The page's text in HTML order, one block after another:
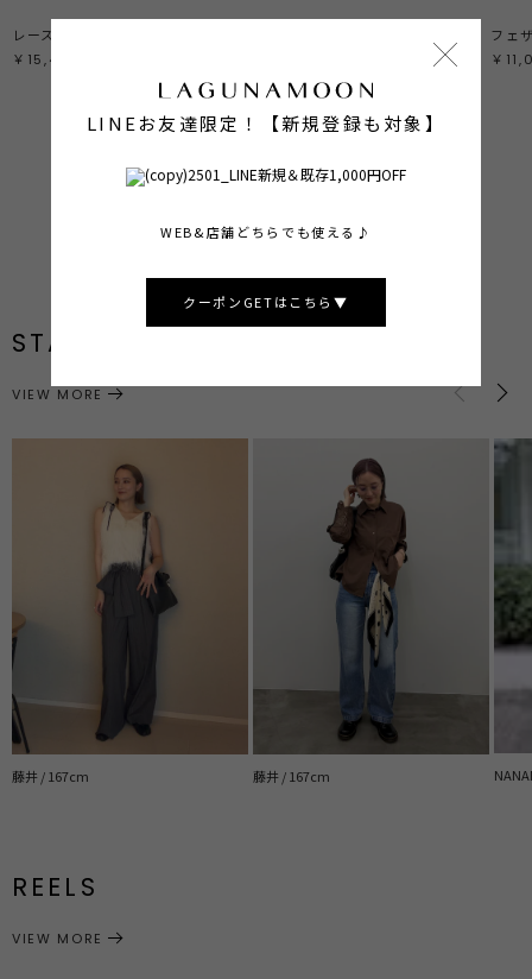
￥15,400
フェ
￥
ALL ITEMS
SHOP NOW
BEST SELLER
STAFF STYLING
VIEW MORE
藤井 / 167cm 藤井 / 167cm
REELS
VIEW MORE
LINEお友達限定！【新規登録も対象】
WEB&店舗どちらでも使える♪
クーポンGETはこちら▼